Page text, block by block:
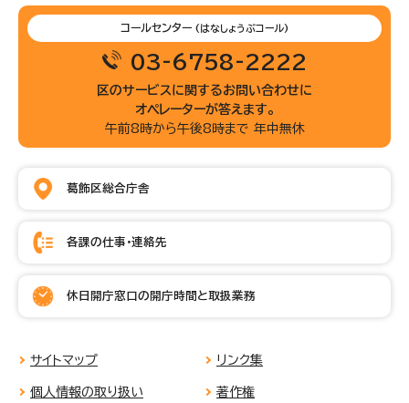
コールセンター (はなしょうぶコール)
03-6758-2222
区のサービスに関するお問い合わせに
オペレーターが答えます。
午前8時から午後8時まで 年中無休
葛飾区総合庁舎
各課の仕事・連絡先
休日開庁窓口の開庁時間と取扱業務
サイトマップ リンク集
個人情報の取り扱い 著作権